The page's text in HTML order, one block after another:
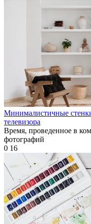
Минималистичные
телевизора
Время, проведенное в
фотографий
0 16